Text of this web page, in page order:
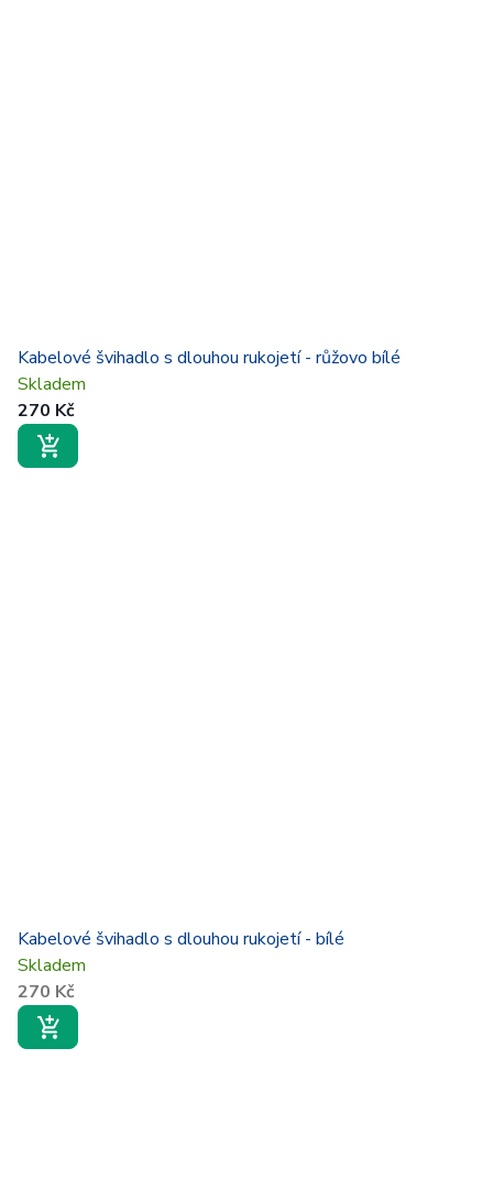
Kabelové švihadlo s dlouhou rukojetí - růžovo bílé
Skladem
270 Kč
Kabelové švihadlo s dlouhou rukojetí - bílé
Skladem
270 Kč